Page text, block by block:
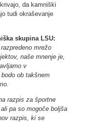
da kamniški
tudi okraševanje
skupina LSU:
mrežo
naše mnenje je,
v
ob takšnem
razpis za športne
pa so mogoče boljša
razpis, ki se